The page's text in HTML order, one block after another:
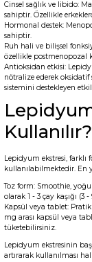
Cinsel sağlık ve libido:
sahiptir. Özellikle
Hormonal destek:
sahiptir.
Ruh hali ve bilişsel
özellikle postmenopozal
Antioksidan etkisi:
nötralize ederek oksidatif
sistemini destekleyen
Kullanılır?
Lepidyum ekstresi,
kullanılabilmektedir. En
Toz form: Smoothie,
olarak 1 - 3 çay kaşığı
Kapsül veya tablet:
mg arası kapsül veya
tüketebilirsiniz.
Lepidyum ekstresinin
artırarak kullanılması